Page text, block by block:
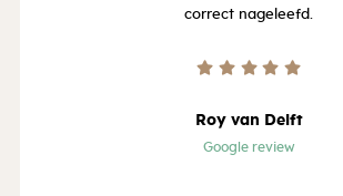
correct nageleefd.
Roy van Delft
Google review